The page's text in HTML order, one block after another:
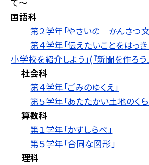
て〜
国語科
第２学年「やさいの かんさつ文
第４学年「伝えたいことをはっ
小学校を紹介しよう」(『新聞を作ろう
社会科
第４学年「ごみのゆくえ」
第５学年「あたたかい土地の
算数科
第１学年「かずしらべ」
第５学年「合同な図形」
理科